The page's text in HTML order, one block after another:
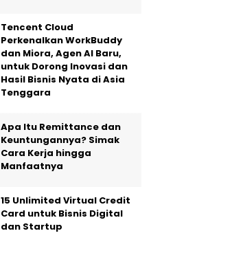
Tencent Cloud
Perkenalkan WorkBuddy
dan Miora, Agen AI Baru,
untuk Dorong Inovasi dan
Hasil Bisnis Nyata di Asia
Tenggara
Apa Itu Remittance dan
Keuntungannya? Simak
Cara Kerja hingga
Manfaatnya
15 Unlimited Virtual Credit
Card untuk Bisnis Digital
dan Startup